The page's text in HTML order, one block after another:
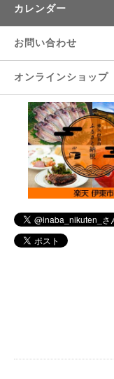
カレンダー
お問い合わせ
オンラインショップ